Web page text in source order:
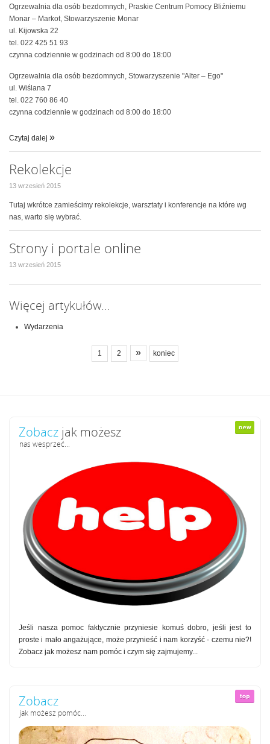
Ogrzewalnia dla osób bezdomnych, Praskie Centrum Pomocy Bliźniemu
Monar – Markot, Stowarzyszenie Monar
ul. Kijowska 22
tel. 022 425 51 93
czynna codziennie w godzinach od 8:00 do 18:00
Ogrzewalnia dla osób bezdomnych, Stowarzyszenie "Alter – Ego"
ul. Wiślana 7
tel. 022 760 86 40
czynna codziennie w godzinach od 8:00 do 18:00
Czytaj dalej
Rekolekcje
13 wrzesień 2015
Tutaj wkrótce zamieścimy rekolekcje, warsztaty i konferencje na które wg
nas, warto się wybrać.
Strony i portale online
13 wrzesień 2015
Więcej artykułów…
Wydarzenia
1 2 » koniec
Zobacz jak możesz
nas wesprzeć...
Jeśli nasza pomoc faktycznie przyniesie komuś dobro, jeśli jest to
proste i mało angażujące, może przynieść i nam korzyść - czemu nie?!
Zobacz jak możesz nam pomóc i czym się zajmujemy...
Zobacz
jak możesz pomóc...